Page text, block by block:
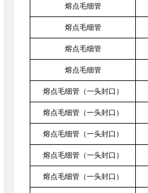
熔点毛细管
熔点毛细管
熔点毛细管
熔点毛细管
熔点毛细管（一头封口）
熔点毛细管（一头封口）
熔点毛细管（一头封口）
熔点毛细管（一头封口）
熔点毛细管（一头封口）